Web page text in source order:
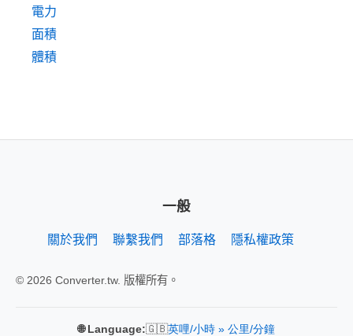
電力
面積
體積
一般
關於我們 聯繫我們 部落格 隱私權政策
© 2026 Converter.tw. 版權所有。
🌐 Language:🇬🇧英哩/小時 » 公里/分鐘